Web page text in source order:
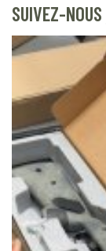
SUIVEZ-NOUS